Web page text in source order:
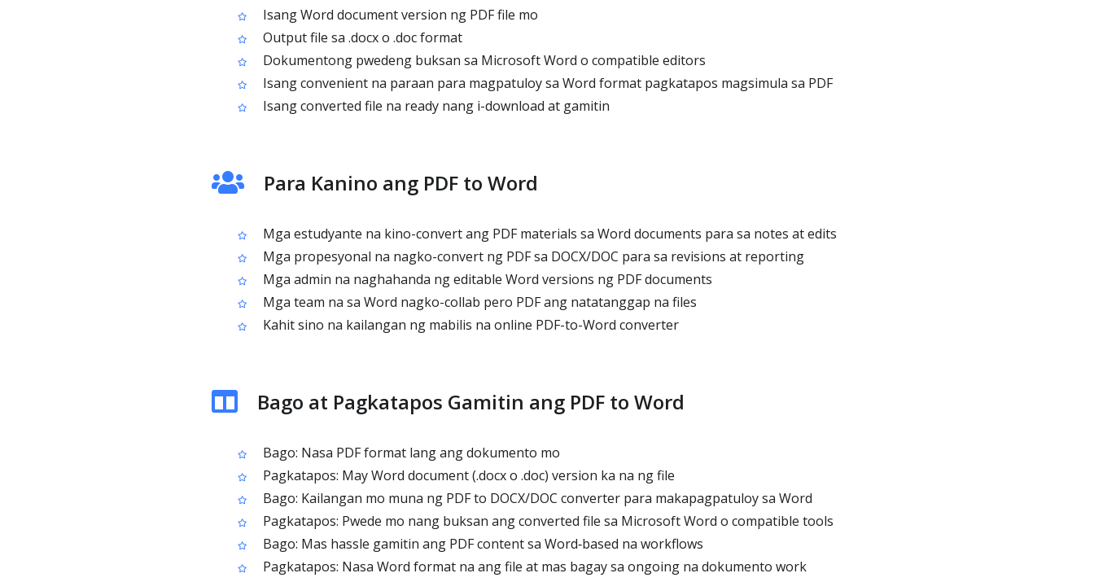
Isang Word document version ng PDF file mo
Output file sa .docx o .doc format
Dokumentong pwedeng buksan sa Microsoft Word o compatible editors
Isang convenient na paraan para magpatuloy sa Word format pagkatapos magsimula sa PDF
Isang converted file na ready nang i-download at gamitin
Para Kanino ang PDF to Word
Mga estudyante na kino-convert ang PDF materials sa Word documents para sa notes at edits
Mga propesyonal na nagko-convert ng PDF sa DOCX/DOC para sa revisions at reporting
Mga admin na naghahanda ng editable Word versions ng PDF documents
Mga team na sa Word nagko-collab pero PDF ang natatanggap na files
Kahit sino na kailangan ng mabilis na online PDF-to-Word converter
Bago at Pagkatapos Gamitin ang PDF to Word
Bago: Nasa PDF format lang ang dokumento mo
Pagkatapos: May Word document (.docx o .doc) version ka na ng file
Bago: Kailangan mo muna ng PDF to DOCX/DOC converter para makapagpatuloy sa Word
Pagkatapos: Pwede mo nang buksan ang converted file sa Microsoft Word o compatible tools
Bago: Mas hassle gamitin ang PDF content sa Word‑based na workflows
Pagkatapos: Nasa Word format na ang file at mas bagay sa ongoing na dokumento work